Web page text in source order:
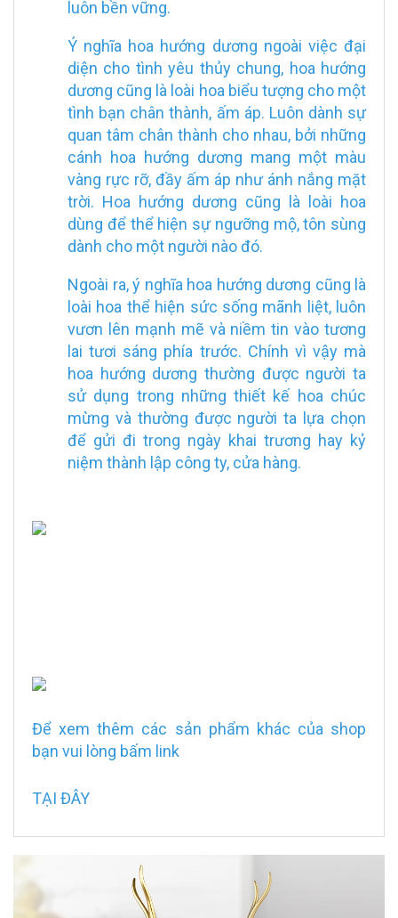
luôn bền vững.
Ý nghĩa hoa hướng dương ngoài việc đại
diện cho tình yêu thủy chung, hoa hướng
dương cũng là loài hoa biểu tượng cho một
tình bạn chân thành, ấm áp. Luôn dành sự
quan tâm chân thành cho nhau, bởi những
cánh hoa hướng dương mang một màu
vàng rực rỡ, đầy ấm áp như ánh nắng mặt
trời. Hoa hướng dương cũng là loài hoa
dùng để thể hiện sự ngưỡng mộ, tôn sùng
dành cho một người nào đó.
Ngoài ra, ý nghĩa hoa hướng dương cũng là
loài hoa thể hiện sức sống mãnh liệt, luôn
vươn lên mạnh mẽ và niềm tin vào tương
lai tươi sáng phía trước. Chính vì vậy mà
hoa hướng dương thường được người ta
sử dụng trong những thiết kế hoa chúc
mừng và thường được người ta lựa chọn
để gửi đi trong ngày khai trương hay kỷ
niệm thành lập công ty, cửa hàng.
Để xem thêm các sản phẩm khác của shop
bạn vui lòng bấm link
TẠI ĐÂY